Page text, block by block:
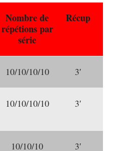
Nombre de
répétions par
série
Récup
10/10/10/10 3′
10/10/10/10 3′
10/10/10 3′